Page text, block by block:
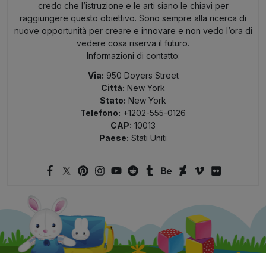
credo che l’istruzione e le arti siano le chiavi per
raggiungere questo obiettivo. Sono sempre alla ricerca di
nuove opportunità per creare e innovare e non vedo l’ora di
vedere cosa riserva il futuro.
Informazioni di contatto:
Via: 950 Doyers Street
Città: New York
Stato: New York
Telefono: +1202-555-0126
CAP: 10013
Paese: Stati Uniti